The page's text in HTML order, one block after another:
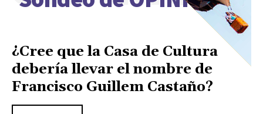
¿Cree que la Casa de Cultura
debería llevar el nombre de
Francisco Guillem Castaño?